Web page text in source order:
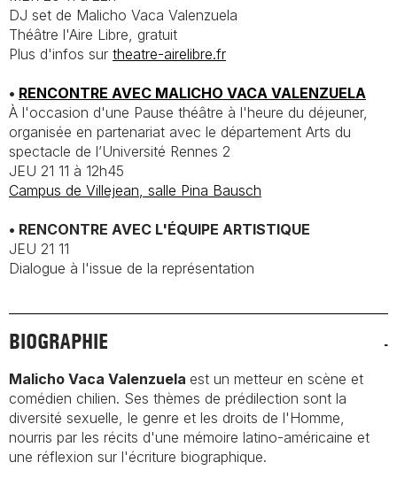
DJ set de Malicho Vaca Valenzuela
Théâtre l'Aire Libre, gratuit
Plus d'infos sur theatre-airelibre.fr
• RENCONTRE AVEC MALICHO VACA VALENZUELA
À l'occasion d'une Pause théâtre à l'heure du déjeuner,
organisée en partenariat avec le département Arts du
spectacle de l’Université Rennes 2
JEU 21 11 à 12h45
Campus de Villejean, salle Pina Bausch
• RENCONTRE AVEC L'ÉQUIPE ARTISTIQUE
JEU 21 11
Dialogue à l'issue de la représentation
BIOGRAPHIE
Malicho Vaca Valenzuela est un metteur en scène et
comédien chilien. Ses thèmes de prédilection sont la
diversité sexuelle, le genre et les droits de l'Homme,
nourris par les récits d'une mémoire latino-américaine et
une réflexion sur l'écriture biographique.